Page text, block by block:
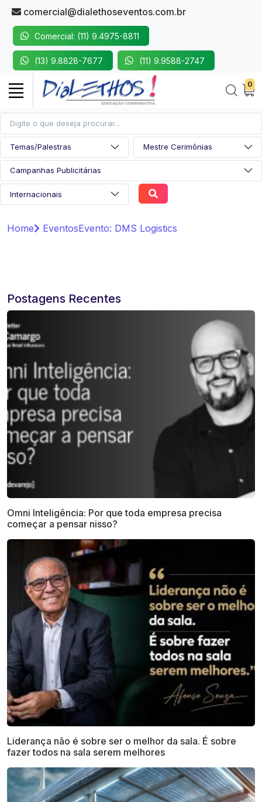
comercial@dialethoseventos.com.br
Comercial: (11) 9.4975-8811
(13) 9.8828-7677 (11) 9.9588-2747
0
Home EventosEvento: DMS Logistics
Postagens Recentes
Omni Inteligência: Por que toda empresa precisa
começar a pensar nisso?
Liderança não é sobre ser o melhor da sala. É sobre
fazer todos na sala serem melhores